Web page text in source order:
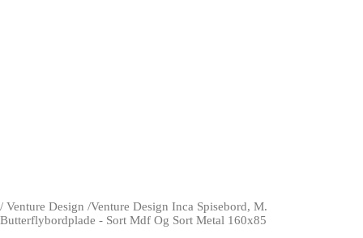
/ Venture Design /Venture Design Inca Spisebord, M.
Butterflybordplade - Sort Mdf Og Sort Metal 160x85